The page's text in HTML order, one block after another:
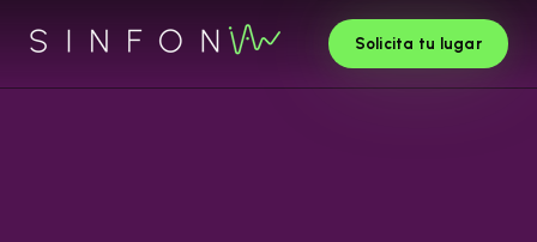
Solicita tu lugar